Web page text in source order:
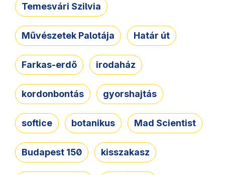
Temesvári Szilvia
Művészetek Palotája Határ út
Farkas-erdő irodaház
kordonbontás gyorshajtás
softice botanikus Mad Scientist
Budapest 150 kisszakasz